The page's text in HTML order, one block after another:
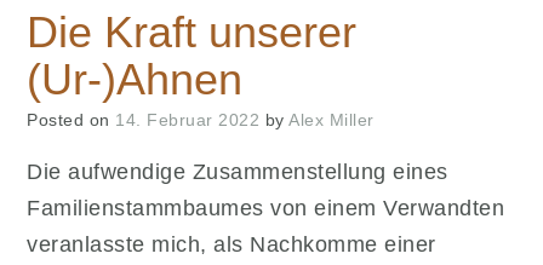
Die Kraft unserer
(Ur-)Ahnen
Posted on 14. Februar 2022 by Alex Miller
Die aufwendige Zusammenstellung eines
Familienstammbaumes von einem Verwandten
veranlasste mich, als Nachkomme einer